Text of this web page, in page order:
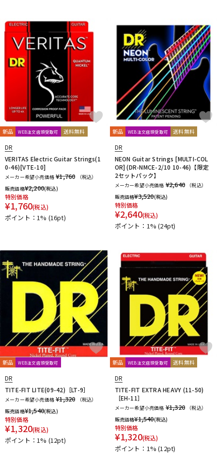
新品 WEB注文店頭受取可 送料無料
DR
VERITAS Electric Guitar Strings(1
0-46)[VTE-10]
メーカー希望小売価格 ¥1,760
（税込）
販売価格¥2,200(税込)
特別価格
¥1,760(税込)
ポイント：1% (16pt)
新品 WEB注文店頭受取可 送料無料
DR
NEON Guitar Strings [MULTI-COL
OR] (DR-NMCE-2/10 10-46)【限定
2セットパック】
メーカー希望小売価格 ¥2,640
（税込）
販売価格¥3,520(税込)
特別価格
¥2,640(税込)
ポイント：1%(24pt)
新品 WEB注文店頭受取可
DR
TITE-FIT LITE(09-42)［LT-9］
メーカー希望小売価格 ¥1,320
（税込）
販売価格¥1,540(税込)
特別価格
¥1,320(税込)
ポイント：1% (12pt)
新品 WEB注文店頭受取可 送料無料
DR
TITE-FIT EXTRA HEAVY (11-50)
［EH-11］
メーカー希望小売価格 ¥1,320
（税込）
販売価格¥1,540(税込)
特別価格
¥1,320(税込)
ポイント：1%(12pt)